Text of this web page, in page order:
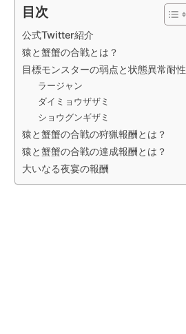
目次
公式Twitter紹介
猿と蟹蟹の合戦とは？
目標モンスターの弱点と状態異常耐性
ラージャン
ダイミョウザザミ
ショウグンギザミ
猿と蟹蟹の合戦の狩猟報酬とは？
猿と蟹蟹の合戦の達成報酬とは？
大いなる夜宴の報酬